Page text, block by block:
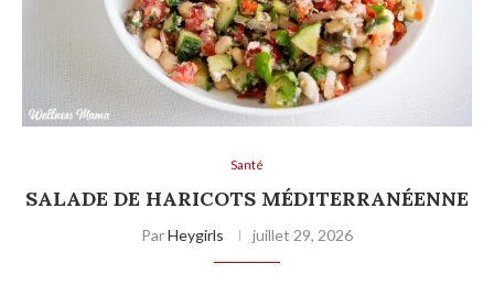
Santé
SALADE DE HARICOTS MÉDITERRANÉENNE
ParHeygirls juillet 29, 2026